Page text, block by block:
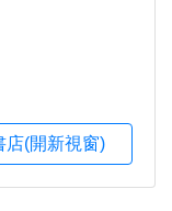
店(開新視窗)